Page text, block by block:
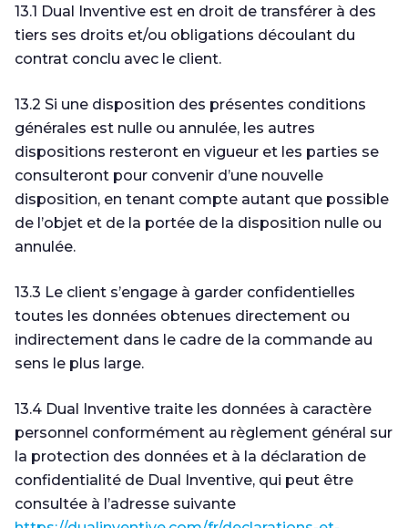
13.1 Dual Inventive est en droit de transférer à des
tiers ses droits et/ou obligations découlant du
contrat conclu avec le client.
13.2 Si une disposition des présentes conditions
générales est nulle ou annulée, les autres
dispositions resteront en vigueur et les parties se
consulteront pour convenir d’une nouvelle
disposition, en tenant compte autant que possible
de l’objet et de la portée de la disposition nulle ou
annulée.
13.3 Le client s’engage à garder confidentielles
toutes les données obtenues directement ou
indirectement dans le cadre de la commande au
sens le plus large.
13.4 Dual Inventive traite les données à caractère
personnel conformément au règlement général sur
la protection des données et à la déclaration de
confidentialité de Dual Inventive, qui peut être
consultée à l’adresse suivante